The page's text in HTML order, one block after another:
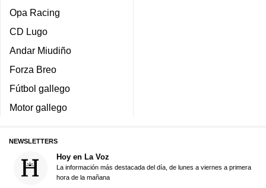
Opa Racing
CD Lugo
Andar Miudiño
Forza Breo
Fútbol gallego
Motor gallego
NEWSLETTERS
Hoy en La Voz
La información más destacada del día, de lunes a viernes a primera
hora de la mañana